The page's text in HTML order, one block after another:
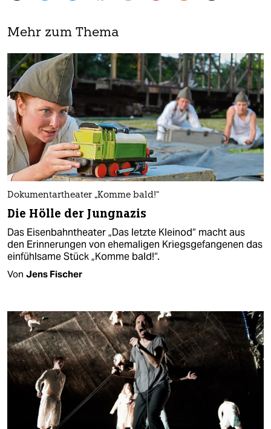
Mehr zum Thema
Dokumentartheater „Komme bald!“
Die Hölle der Jungnazis
Das Eisenbahntheater „Das letzte Kleinod“ macht aus
den Erinnerungen von ehemaligen Kriegsgefangenen das
einfühlsame Stück „Komme bald!“.
Von Jens Fischer